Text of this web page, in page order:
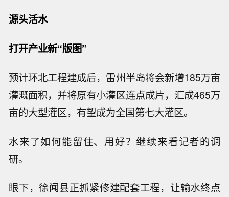
源头活水
打开产业新“版图”
预计环北工程建成后，雷州半岛将会新增185万亩
灌溉面积，并将原有小灌区连点成片，汇成465万
亩的大型灌区，有望成为全国第七大灌区。
水来了如何能留住、用好？继续来看记者的调
研。
眼下，徐闻县正抓紧修建配套工程，让输水终点